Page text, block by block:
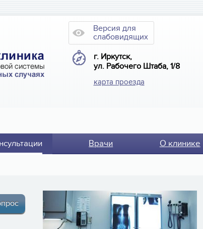
Версия для
слабовидящих
г. Иркутск,
ул. Рабочего Штаба, 1/8
карта проезда
Врачи О клинике